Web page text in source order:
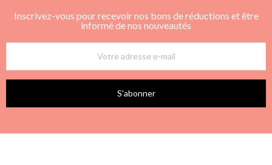
Inscrivez-vous pour recevoir nos bons de réductions et être
informé de nos nouveautés
S’abonner